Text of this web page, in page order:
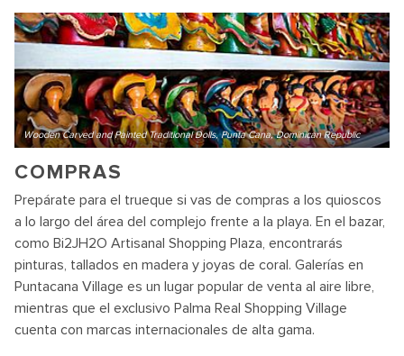
Wooden Carved and Painted Traditional Dolls, Punta Cana, Dominican Republic
COMPRAS
Prepárate para el trueque si vas de compras a los quioscos
a lo largo del área del complejo frente a la playa. En el bazar,
como Bi2JH2O Artisanal Shopping Plaza, encontrarás
pinturas, tallados en madera y joyas de coral. Galerías en
Puntacana Village es un lugar popular de venta al aire libre,
mientras que el exclusivo Palma Real Shopping Village
cuenta con marcas internacionales de alta gama.